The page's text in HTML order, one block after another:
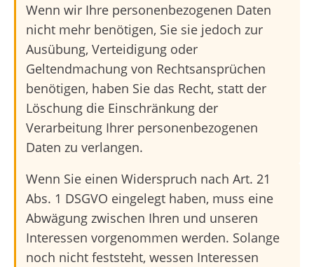
Wenn wir Ihre personenbezogenen Daten
nicht mehr benötigen, Sie sie jedoch zur
Ausübung, Verteidigung oder
Geltendmachung von Rechtsansprüchen
benötigen, haben Sie das Recht, statt der
Löschung die Einschränkung der
Verarbeitung Ihrer personenbezogenen
Daten zu verlangen.
Wenn Sie einen Widerspruch nach Art. 21
Abs. 1 DSGVO eingelegt haben, muss eine
Abwägung zwischen Ihren und unseren
Interessen vorgenommen werden. Solange
noch nicht feststeht, wessen Interessen